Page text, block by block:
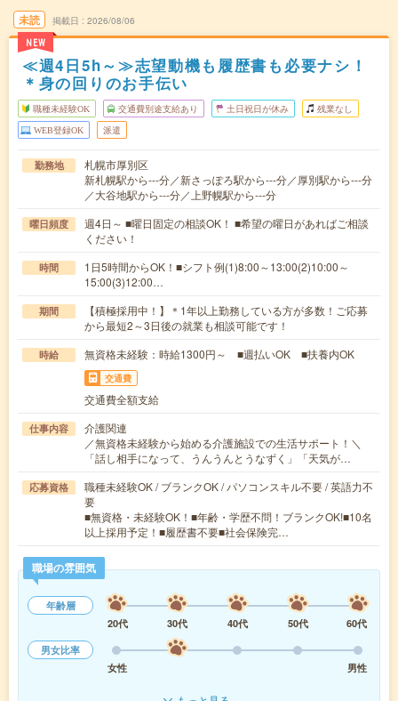
未読
NEW
掲載日 2026/08/06
≪週4日5h～≫志望動機も履歴書も必要ナシ！
＊身の回りのお手伝い
職種未経験OK 交通費別途支給あり 土日祝日が休み 残業なし
WEB登録OK 派遣
勤務地
札幌市厚別区
新札幌駅から---分／新さっぽろ駅から---分／厚別駅から---分
／大谷地駅から---分／上野幌駅から---分
曜日頻度
週4日～ ■曜日固定の相談OK！ ■希望の曜日があればご相談
ください！
時間
1日5時間からOK！■シフト例(1)8:00～13:00(2)10:00～
15:00(3)12:00…
期間
【積極採用中！】＊1年以上勤務している方が多数！ご応募
から最短2～3日後の就業も相談可能です！
時給 無資格未経験：時給1300円～ ■週払いOK ■扶養内OK
交通費
交通費全額支給
仕事内容
介護関連
／無資格未経験から始める介護施設での生活サポート！＼
「話し相手になって、うんうんとうなずく」「天気が…
応募資格
職種未経験OK / ブランクOK / パソコンスキル不要 / 英語力不
要
■無資格・未経験OK！■年齢・学歴不問！ブランクOK!■10名
以上採用予定！■履歴書不要■社会保険完…
職場の雰囲気
年齢層
20代
30代 40代 50代
60代
男女比率
女性
男性